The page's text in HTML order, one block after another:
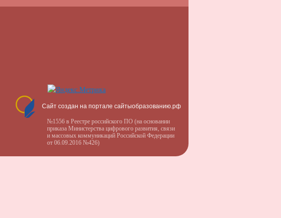
Сайт создан на портале сайтыобразованию.рф
№1556 в Реестре российского ПО (на основании
приказа Министерства цифрового развития, связи
и массовых коммуникаций Российской Федерации
от 06.09.2016 №426)